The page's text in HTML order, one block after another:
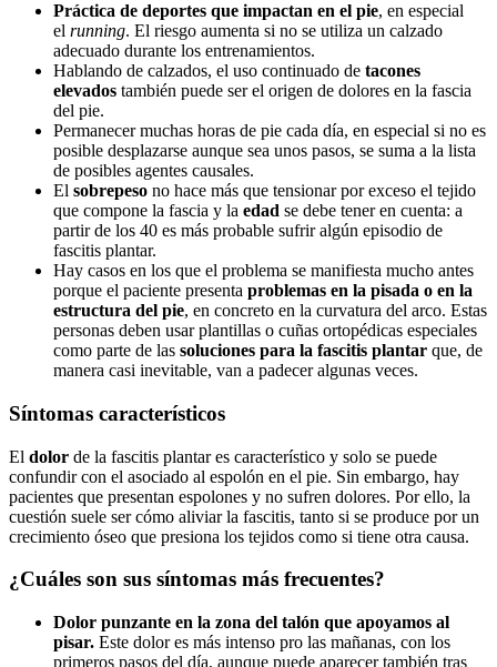
Práctica de deportes que impactan en el pie, en especial
el running. El riesgo aumenta si no se utiliza un calzado
adecuado durante los entrenamientos.
Hablando de calzados, el uso continuado de tacones
elevados también puede ser el origen de dolores en la fascia
del pie.
Permanecer muchas horas de pie cada día, en especial si no es
posible desplazarse aunque sea unos pasos, se suma a la lista
de posibles agentes causales.
El sobrepeso no hace más que tensionar por exceso el tejido
que compone la fascia y la edad se debe tener en cuenta: a
partir de los 40 es más probable sufrir algún episodio de
fascitis plantar.
Hay casos en los que el problema se manifiesta mucho antes
porque el paciente presenta problemas en la pisada o en la
estructura del pie, en concreto en la curvatura del arco. Estas
personas deben usar plantillas o cuñas ortopédicas especiales
como parte de las soluciones para la fascitis plantar que, de
manera casi inevitable, van a padecer algunas veces.
Síntomas característicos
El dolor de la fascitis plantar es característico y solo se puede
confundir con el asociado al espolón en el pie. Sin embargo, hay
pacientes que presentan espolones y no sufren dolores. Por ello, la
cuestión suele ser cómo aliviar la fascitis, tanto si se produce por un
crecimiento óseo que presiona los tejidos como si tiene otra causa.
¿Cuáles son sus síntomas más frecuentes?
Dolor punzante en la zona del talón que apoyamos al
pisar. Este dolor es más intenso pro las mañanas, con los
primeros pasos del día, aunque puede aparecer también tras